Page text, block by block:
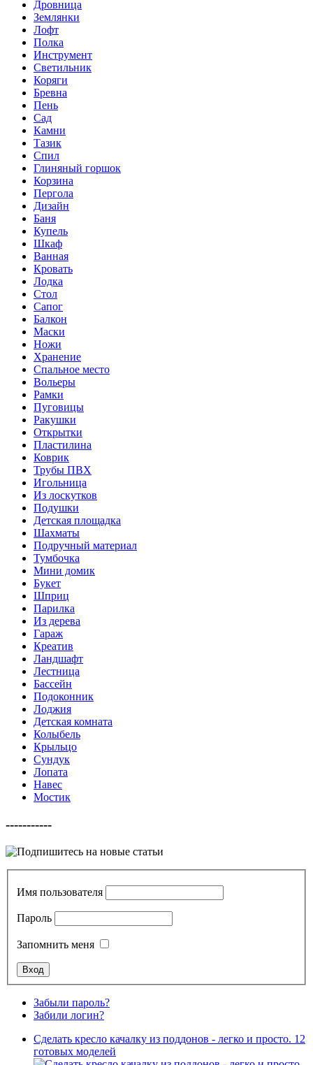
Дровница
Землянки
Лофт
Полка
Инструмент
Светильник
Коряги
Бревна
Пень
Сад
Камни
Тазик
Спил
Глиняный горшок
Корзина
Пергола
Дизайн
Баня
Купель
Шкаф
Ванная
Кровать
Лодка
Стол
Сапог
Балкон
Маски
Ножи
Хранение
Спальное место
Вольеры
Рамки
Пуговицы
Ракушки
Открытки
Пластилина
Коврик
Трубы ПВХ
Игольница
Из лоскутков
Подушки
Детская площадка
Шахматы
Подручный материал
Тумбочка
Мини домик
Букет
Шприц
Парилка
Из дерева
Гараж
Креатив
Ландшафт
Лестница
Бассейн
Подоконник
Лоджия
Детская комната
Колыбель
Крыльцо
Сундук
Лопата
Навес
Мостик
-----------
Имя пользователя
Пароль
Запомнить меня
Забыли пароль?
Забили логин?
Сделать кресло качалку из поддонов - легко и просто. 12
готовых моделей